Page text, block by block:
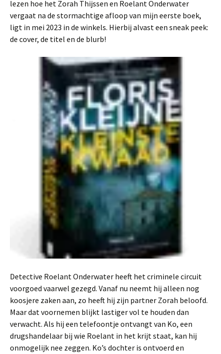
lezen hoe het Zorah Thijssen en Roelant Onderwater
vergaat na de stormachtige afloop van mijn eerste boek,
ligt in mei 2023 in de winkels. Hierbij alvast een sneak peek:
de cover, de titel en de blurb!
Detective Roelant Onderwater heeft het criminele circuit
voorgoed vaarwel gezegd. Vanaf nu neemt hij alleen nog
koosjere zaken aan, zo heeft hij zijn partner Zorah beloofd.
Maar dat voornemen blijkt lastiger vol te houden dan
verwacht. Als hij een telefoontje ontvangt van Ko, een
drugshandelaar bij wie Roelant in het krijt staat, kan hij
onmogelijk nee zeggen. Ko’s dochter is ontvoerd en